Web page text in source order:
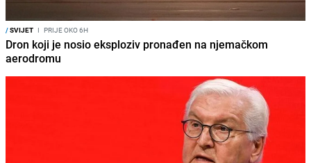
/SVIJET I PRIJE OKO 6H
Dron koji je nosio eksploziv pronađen na njemačkom
aerodromu